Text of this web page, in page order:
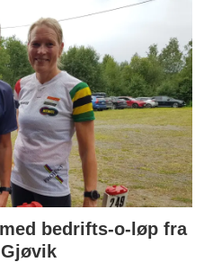
bedrifts-o-løp fra